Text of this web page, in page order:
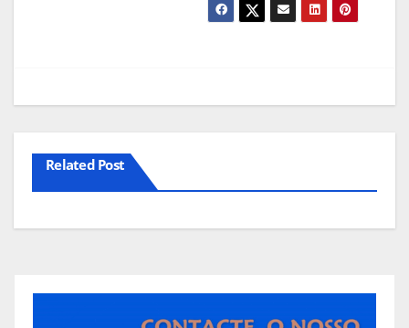
Related Post